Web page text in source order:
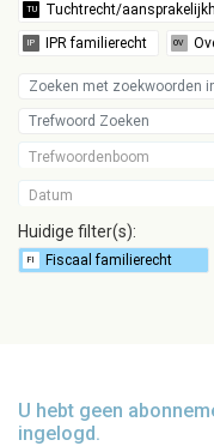
Trefwoordenboom
Datum
Huidige filter(s):
U hebt geen
ingelogd.